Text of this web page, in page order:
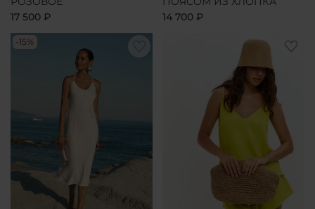
17 500 ₽
14 700 ₽
-15%